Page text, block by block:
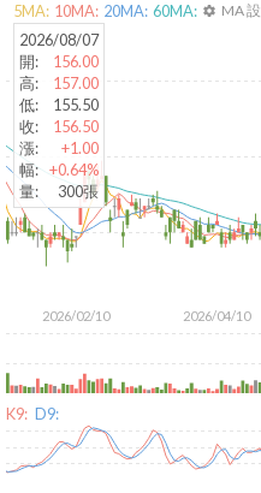
2026/02/10 2026/04/10
2026/08/07
開:
156.00
高:
157.00
低:
155.50
收:
156.50
漲:
+1.00
幅: +0.64%
量: 300張
5MA: 10MA: 20MA: 60MA: settings MA
K9: D9: